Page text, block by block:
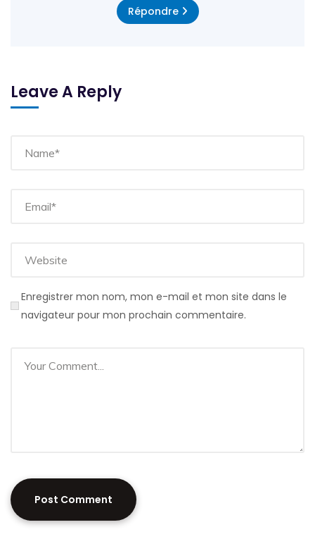
Répondre
Leave A Reply
Enregistrer mon nom, mon e-mail et mon site dans le
navigateur pour mon prochain commentaire.